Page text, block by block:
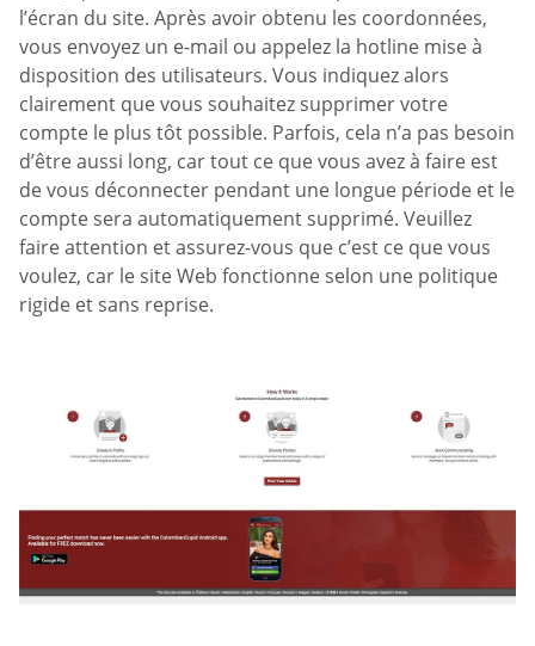
l’écran du site. Après avoir obtenu les coordonnées,
vous envoyez un e-mail ou appelez la hotline mise à
disposition des utilisateurs. Vous indiquez alors
clairement que vous souhaitez supprimer votre
compte le plus tôt possible. Parfois, cela n’a pas besoin
d’être aussi long, car tout ce que vous avez à faire est
de vous déconnecter pendant une longue période et le
compte sera automatiquement supprimé. Veuillez
faire attention et assurez-vous que c’est ce que vous
voulez, car le site Web fonctionne selon une politique
rigide et sans reprise.